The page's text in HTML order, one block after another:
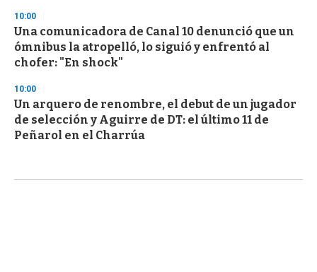
10:00
Una comunicadora de Canal 10 denunció que un
ómnibus la atropelló, lo siguió y enfrentó al
chofer: "En shock"
10:00
Un arquero de renombre, el debut de un jugador
de selección y Aguirre de DT: el último 11 de
Peñarol en el Charrúa